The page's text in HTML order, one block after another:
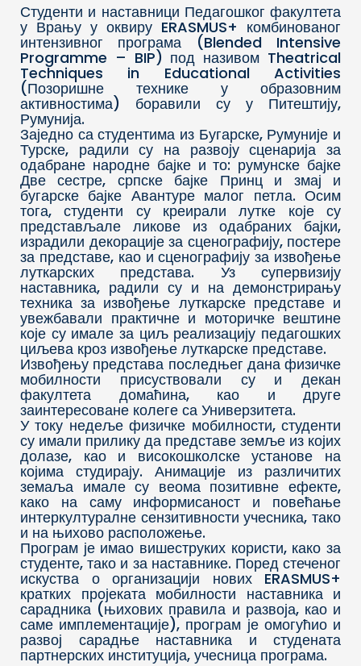
Студенти и наставници Педагошког факултета
у Врању у оквиру ERASMUS+ комбинованог
интензивног програма (Blended Intensive
Programme – BIP) под називом Theatrical
Techniques in Educational Activities
(Позоришне технике у образовним
активностима) боравили су у Питештију,
Румунија.
Заједно са студентима из Бугарске, Румуније и
Турске, радили су на развоју сценарија за
одабране народне бајке и то: румунске бајке
Две сестре, српске бајке Принц и змај и
бугарске бајке Авантуре малог петла. Осим
тога, студенти су креирали лутке које су
представљале ликове из одабраних бајки,
израдили декорације за сценографију, постере
за представе, као и сценографију за извођење
луткарских представа. Уз супервизију
наставника, радили су и на демонстрирању
техника за извођење луткарске представе и
увежбавали практичне и моторичке вештине
које су имале за циљ реализацију педагошких
циљева кроз извођење луткарске представе.
Извођењу представа последњег дана физичке
мобилности присуствовали су и декан
факултета домаћина, као и друге
заинтересоване колеге са Универзитета.
У току недеље физичке мобилности, студенти
су имали прилику да представе земље из којих
долазе, као и високошколске установе на
којима студирају. Анимације из различитих
земаља имале су веома позитивне ефекте,
како на саму информисаност и повећање
интеркултуралне сензитивности учесника, тако
и на њихово расположење.
Програм је имао вишеструких користи, како за
студенте, тако и за наставнике. Поред стеченог
искуства о организацији нових ERASMUS+
кратких пројеката мобилности наставника и
сарадника (њихових правила и развоја, као и
саме имплементације), програм је омогућио и
развој сарадње наставника и студената
партнерских институција, учесница програма.